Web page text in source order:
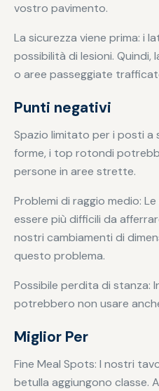
vostro pavimento.
La sicurezza viene prima: i
possibilità di lesioni. Quindi,
o aree passeggiate
Punti negativi
Spazio limitato per i posti
forme, i top rotondi
persone in aree strette.
Problemi di raggio medio:
essere più difficili da
nostri cambiamenti di
questo problema.
Possibile perdita di stanza:
potrebbero non usare
Miglior Per
Fine Meal Spots: I nostri
betulla aggiungono classe.